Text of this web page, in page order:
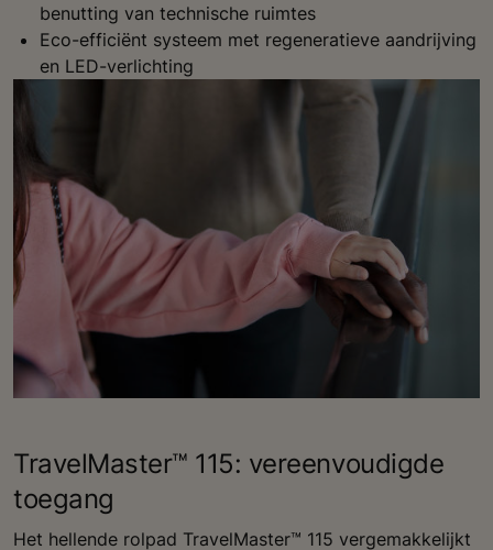
benutting van technische ruimtes
Eco-efficiënt systeem met regeneratieve aandrijving
en LED-verlichting
TravelMaster™ 115: vereenvoudigde
toegang
Het hellende rolpad TravelMaster™ 115 vergemakkelijkt